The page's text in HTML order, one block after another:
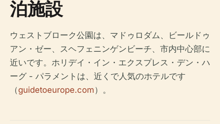
泊施設
ウェストブローク公園は、マドゥロダム、ビールドゥ
アン・ゼー、スヘフェニンゲンビーチ、市内中心部に
近いです。ホリデイ・イン・エクスプレス・デン・ハ
ーグ - パラメントは、近くで人気のホテルです
（guidetoeurope.com）。